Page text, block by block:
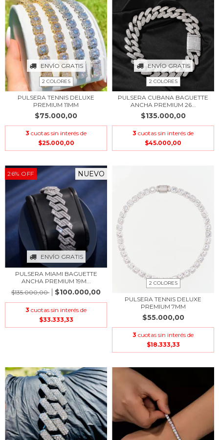
ENVÍO GRATIS
2 COLORES
PULSERA TENNIS DELUXE
PREMIUM 11MM
$75.000,00
3 cuotas sin interés de
$25.000,00
ENVÍO GRATIS
2 COLORES
PULSERA CUBANA BAGUETTE
ANCHA PREMIUM 26...
$135.000,00
3 cuotas sin interés de
$45.000,00
26% OFF
ENVÍO GRATIS
NUEVO
PULSERA MIAMI BAGUETTE
ANCHA PREMIUM 19M...
$135.000,00
$100.000,00
3 cuotas sin interés de
$33.333,33
2 COLORES
PULSERA TENNIS DELUXE
PREMIUM 7MM
$55.000,00
3 cuotas sin interés de
$18.333,33